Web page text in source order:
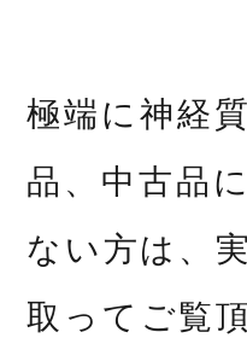
極端に神経
品、中古品
ない方は、
取ってご覧